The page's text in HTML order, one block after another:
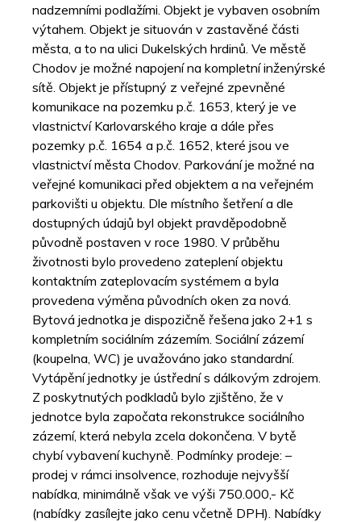
nadzemními podlažími. Objekt je vybaven osobním
výtahem. Objekt je situován v zastavěné části
města, a to na ulici Dukelských hrdinů. Ve městě
Chodov je možné napojení na kompletní inženýrské
sítě. Objekt je přístupný z veřejné zpevněné
komunikace na pozemku p.č. 1653, který je ve
vlastnictví Karlovarského kraje a dále přes
pozemky p.č. 1654 a p.č. 1652, které jsou ve
vlastnictví města Chodov. Parkování je možné na
veřejné komunikaci před objektem a na veřejném
parkovišti u objektu. Dle místního šetření a dle
dostupných údajů byl objekt pravděpodobně
původně postaven v roce 1980. V průběhu
životnosti bylo provedeno zateplení objektu
kontaktním zateplovacím systémem a byla
provedena výměna původních oken za nová.
Bytová jednotka je dispozičně řešena jako 2+1 s
kompletním sociálním zázemím. Sociální zázemí
(koupelna, WC) je uvažováno jako standardní.
Vytápění jednotky je ústřední s dálkovým zdrojem.
Z poskytnutých podkladů bylo zjištěno, že v
jednotce byla započata rekonstrukce sociálního
zázemí, která nebyla zcela dokončena. V bytě
chybí vybavení kuchyně. Podmínky prodeje: –
prodej v rámci insolvence, rozhoduje nejvyšší
nabídka, minimálně však ve výši 750.000,- Kč
(nabídky zasílejte jako cenu včetně DPH). Nabídky